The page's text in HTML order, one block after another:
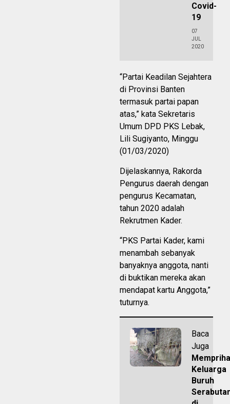
Covid-
19
07
JUL
2020
“Partai Keadilan Sejahtera
di Provinsi Banten
termasuk partai papan
atas,” kata Sekretaris
Umum DPD PKS Lebak,
Lili Sugiyanto, Minggu
(01/03/2020)
Dijelaskannya, Rakorda
Pengurus daerah dengan
pengurus Kecamatan,
tahun 2020 adalah
Rekrutmen Kader.
“PKS Partai Kader, kami
menambah sebanyak
banyaknya anggota, nanti
di buktikan mereka akan
mendapat kartu Anggota,”
tuturnya.
Baca
Juga
Keluarga
Buruh